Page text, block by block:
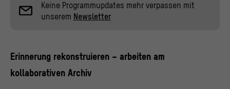
Keine Programmupdates mehr verpassen mit
unserem Newsletter
Erinnerung rekonstruieren – arbeiten am
kollaborativen Archiv